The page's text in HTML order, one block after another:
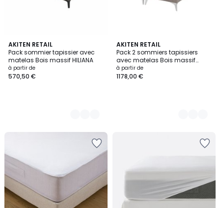
AKITEN RETAIL
Pack sommier tapissier avec
matelas Bois massif HILIANA
à partir de
570,50 €
3
Couleurs
AKITEN RETAIL
Pack 2 sommiers tapissiers
avec matelas Bois massif
HOCEA
à partir de
1178,00 €
2
Couleurs